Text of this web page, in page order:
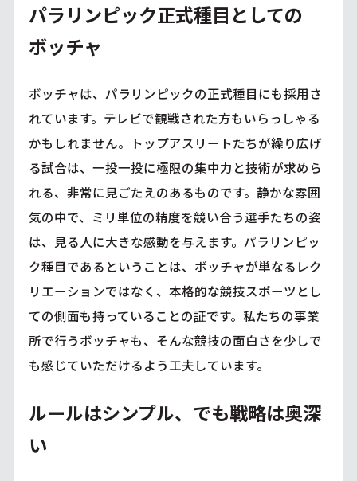
パラリンピック正式種目としての
ボッチャ
ボッチャは、パラリンピックの正式種目にも採用さ
れています。テレビで観戦された方もいらっしゃる
かもしれません。トップアスリートたちが繰り広げ
る試合は、一投一投に極限の集中力と技術が求めら
れる、非常に見ごたえのあるものです。静かな雰囲
気の中で、ミリ単位の精度を競い合う選手たちの姿
は、見る人に大きな感動を与えます。パラリンピッ
ク種目であるということは、ボッチャが単なるレク
リエーションではなく、本格的な競技スポーツとし
ての側面も持っていることの証です。私たちの事業
所で行うボッチャも、そんな競技の面白さを少しで
も感じていただけるよう工夫しています。
ルールはシンプル、でも戦略は奥深
い